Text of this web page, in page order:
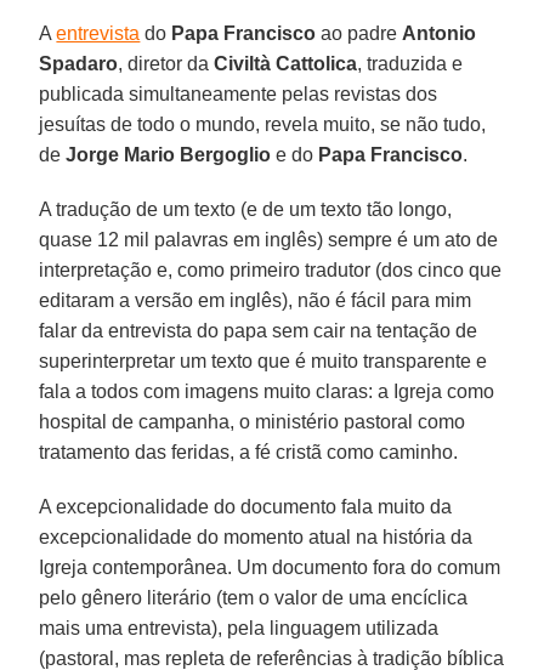
Aentrevista do Papa Francisco ao padre Antonio
Spadaro, diretor daCiviltà Cattolica, traduzida e
publicada simultaneamente pelas revistas dos
jesuítas de todo o mundo, revela muito, se não tudo,
deJorge Mario Bergoglioe do Papa Francisco.
A tradução de um texto (e de um texto tão longo,
quase 12 mil palavras em inglês) sempre é um ato de
interpretação e, como primeiro tradutor (dos cinco que
editaram a versão em inglês), não é fácil para mim
falar da entrevista do papa sem cair na tentação de
superinterpretar um texto que é muito transparente e
fala a todos com imagens muito claras: a Igreja como
hospital de campanha, o ministério pastoral como
tratamento das feridas, a fé cristã como caminho.
A excepcionalidade do documento fala muito da
excepcionalidade do momento atual na história da
Igreja contemporânea. Um documento fora do comum
pelo gênero literário (tem o valor de uma encíclica
mais uma entrevista), pela linguagem utilizada
(pastoral, mas repleta de referências à tradição bíblica